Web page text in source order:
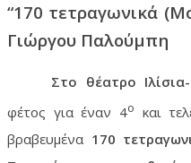
“170 τετραγωνικά
Γιώργου Παλούμπη
Στο θέατρο
φέτος για έναν 4ο και
βραβευμένα 170